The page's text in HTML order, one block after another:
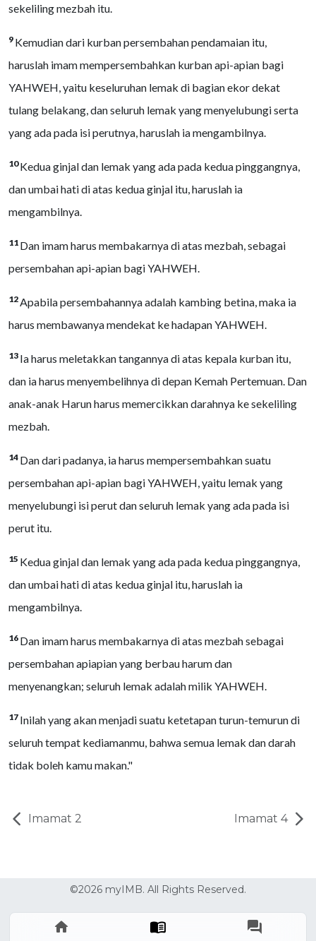
sekeliling mezbah itu.
9 Kemudian dari kurban persembahan pendamaian itu,
haruslah imam mempersembahkan kurban api-apian bagi
YAHWEH, yaitu keseluruhan lemak di bagian ekor dekat
tulang belakang, dan seluruh lemak yang menyelubungi serta
yang ada pada isi perutnya, haruslah ia mengambilnya.
10Kedua ginjal dan lemak yang ada pada kedua pinggangnya,
dan umbai hati di atas kedua ginjal itu, haruslah ia
mengambilnya.
11 Dan imam harus membakarnya di atas mezbah, sebagai
persembahan api-apian bagi YAHWEH.
12Apabila persembahannya adalah kambing betina, maka ia
harus membawanya mendekat ke hadapan YAHWEH.
13 Ia harus meletakkan tangannya di atas kepala kurban itu,
dan ia harus menyembelihnya di depan Kemah Pertemuan. Dan
anak-anak Harun harus memercikkan darahnya ke sekeliling
mezbah.
14 Dan dari padanya, ia harus mempersembahkan suatu
persembahan api-apian bagi YAHWEH, yaitu lemak yang
menyelubungi isi perut dan seluruh lemak yang ada pada isi
perut itu.
15 Kedua ginjal dan lemak yang ada pada kedua pinggangnya,
dan umbai hati di atas kedua ginjal itu, haruslah ia
mengambilnya.
16 Dan imam harus membakarnya di atas mezbah sebagai
persembahan apiapian yang berbau harum dan
menyenangkan; seluruh lemak adalah milik YAHWEH.
17 Inilah yang akan menjadi suatu ketetapan turun-temurun di
seluruh tempat kediamanmu, bahwa semua lemak dan darah
tidak boleh kamu makan."
Imamat 2 Imamat 4
©2026 myIMB. All Rights Reserved.